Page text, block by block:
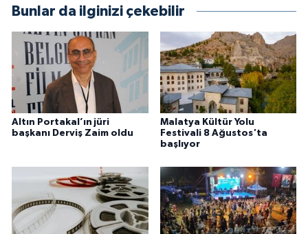
Bunlar da ilginizi çekebilir
Altın Portakal’ın jüri
başkanı Derviş Zaim oldu
Malatya Kültür Yolu
Festivali 8 Ağustos'ta
başlıyor